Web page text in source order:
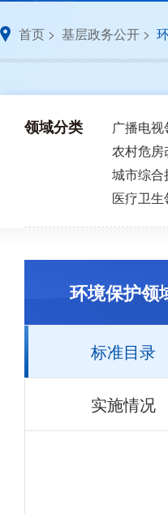
首页 > 基层政务公开 >
领域分类 广播电视
农村危
城市综
医疗卫生
环境保护领
标准目录
实施情况